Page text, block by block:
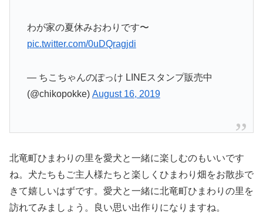
わが家の夏休みおわりです〜
pic.twitter.com/0uDQragjdi
— ちこちゃんのぽっけ LINEスタンプ販売中
(@chikopokke) August 16, 2019
北竜町ひまわりの里を愛犬と一緒に楽しむのもいいです
ね。犬たちもご主人様たちと楽しくひまわり畑をお散歩で
きて嬉しいはずです。愛犬と一緒に北竜町ひまわりの里を
訪れてみましょう。良い思い出作りになりますね。